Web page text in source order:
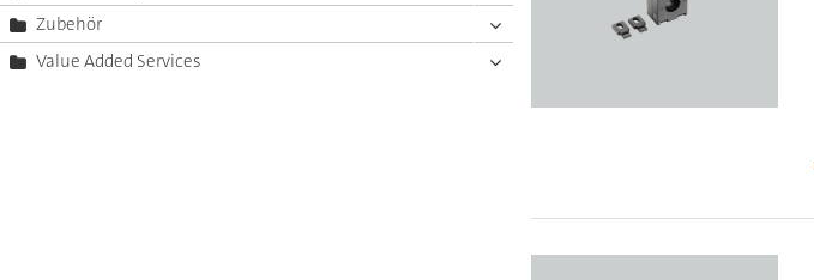
Zubehör
Value Added Services